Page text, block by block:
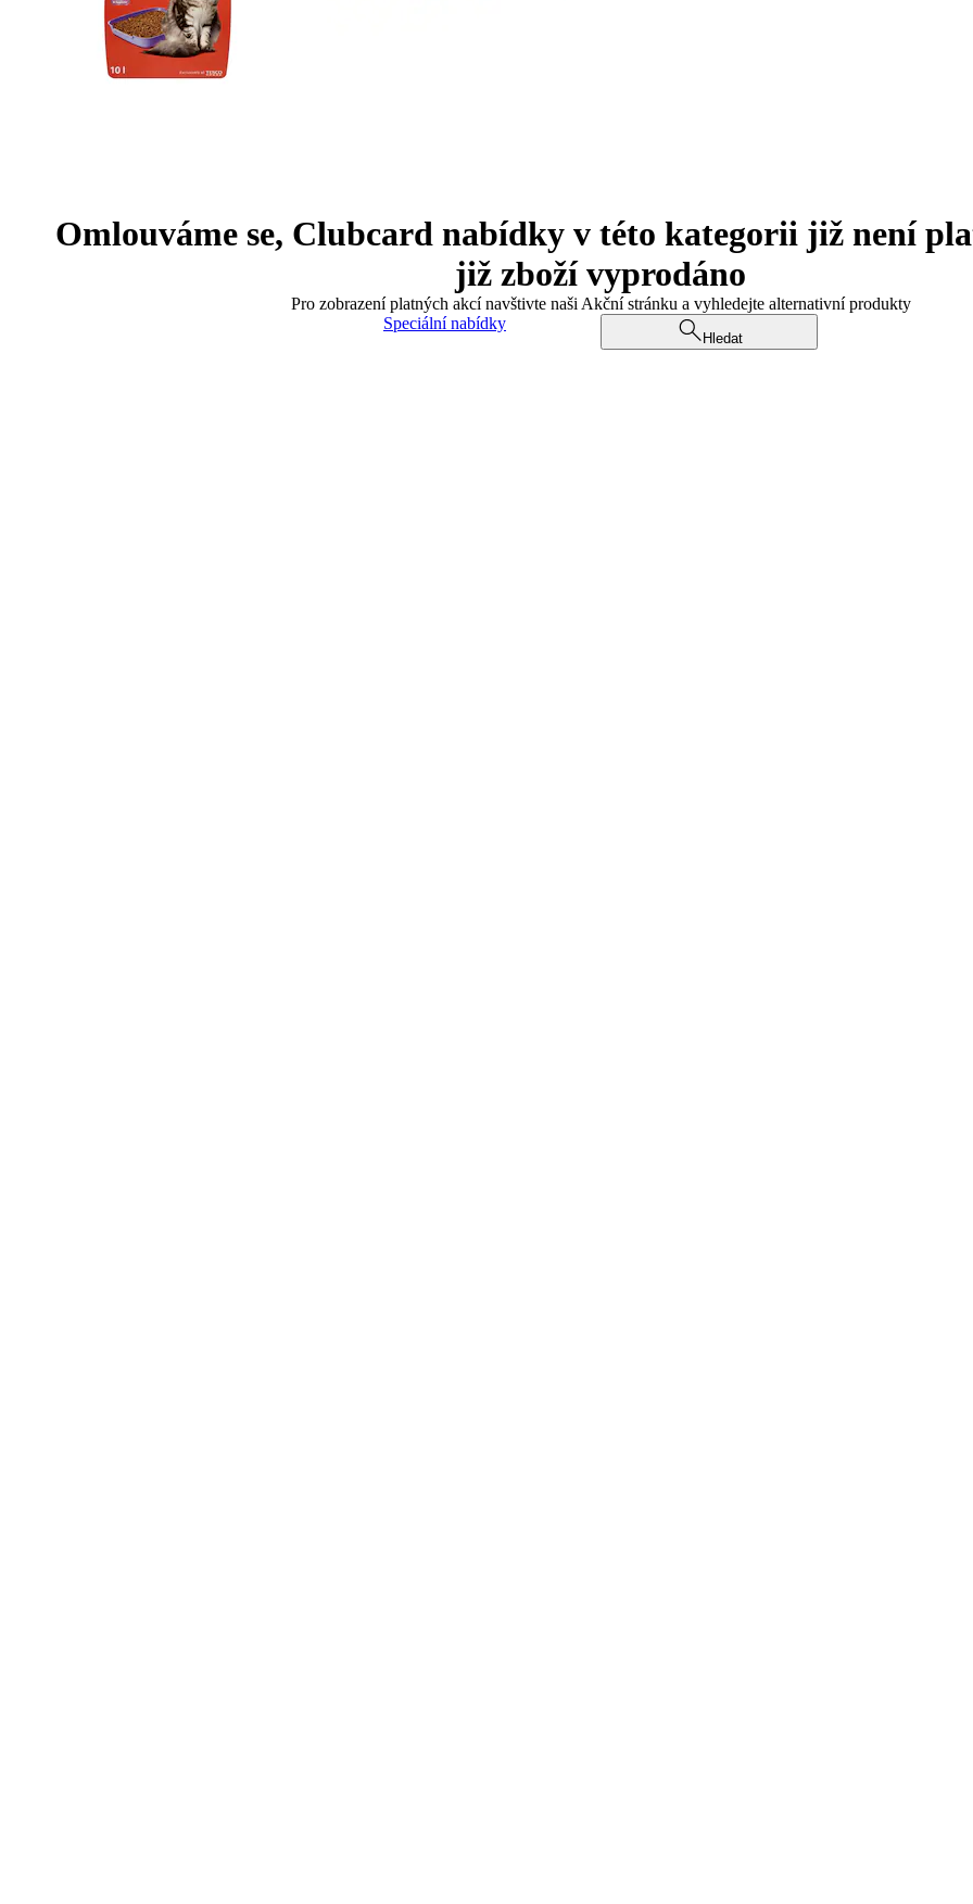
Omlouváme se, Clubcard nabídky v této kategorii již není
již zboží vyprodáno
Pro zobrazení platných akcí navštivte naši Akční stránku a vyhledejte alternativní produkty
Speciální nabídky
Hledat